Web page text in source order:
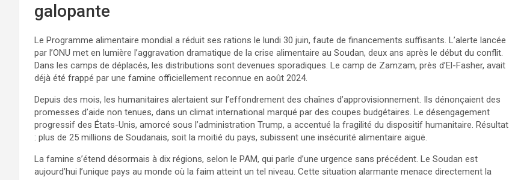
galopante
Le Programme alimentaire mondial a réduit ses rations le lundi 30 juin, faute de financements suffisants. L’alerte lancée
par l’ONU met en lumière l’aggravation dramatique de la crise alimentaire au Soudan, deux ans après le début du conflit.
Dans les camps de déplacés, les distributions sont devenues sporadiques. Le camp de Zamzam, près d’El-Fasher, avait
déjà été frappé par une famine officiellement reconnue en août 2024.
Depuis des mois, les humanitaires alertaient sur l’effondrement des chaînes d’approvisionnement. Ils dénonçaient des
promesses d’aide non tenues, dans un climat international marqué par des coupes budgétaires. Le désengagement
progressif des États-Unis, amorcé sous l’administration Trump, a accentué la fragilité du dispositif humanitaire. Résultat
: plus de 25 millions de Soudanais, soit la moitié du pays, subissent une insécurité alimentaire aiguë.
La famine s’étend désormais à dix régions, selon le PAM, qui parle d’une urgence sans précédent. Le Soudan est
aujourd’hui l’unique pays au monde où la faim atteint un tel niveau. Cette situation alarmante menace directement la